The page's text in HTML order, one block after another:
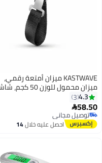
KASTWAVE ميزان أمتعة رقمي،
ميزان محمول للوزن 50
LCD بإضاءة خلفية، ميزان أمتعة
محمول بخطاف إلكتروني مناسب
للمسافرين
4.3
3
58.50
توصيل مجاني
توصيل مجانياحصل عليه خلال14